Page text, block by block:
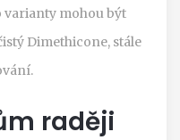
varianty mohou být
Dimethicone, stále
raději